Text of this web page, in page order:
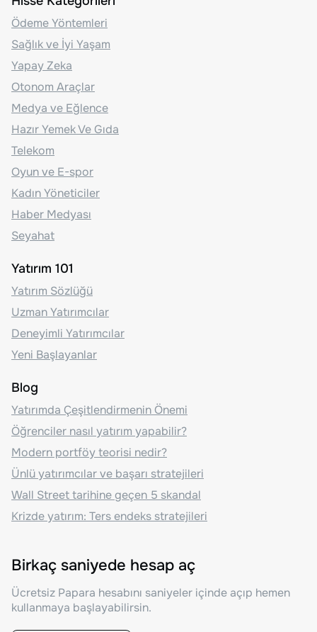
Ödeme Yöntemleri
Sağlık ve İyi Yaşam
Yapay Zeka
Otonom Araçlar
Medya ve Eğlence
Hazır Yemek Ve Gıda
Telekom
Oyun ve E-spor
Kadın Yöneticiler
Haber Medyası
Seyahat
Yatırım 101
Yatırım Sözlüğü
Uzman Yatırımcılar
Deneyimli Yatırımcılar
Yeni Başlayanlar
Blog
Yatırımda Çeşitlendirmenin Önemi
Öğrenciler nasıl yatırım yapabilir?
Modern portföy teorisi nedir?
Ünlü yatırımcılar ve başarı stratejileri
Wall Street tarihine geçen 5 skandal
Krizde yatırım: Ters endeks stratejileri
Birkaç saniyede hesap aç
Ücretsiz Papara hesabını saniyeler içinde açıp hemen
kullanmaya başlayabilirsin.